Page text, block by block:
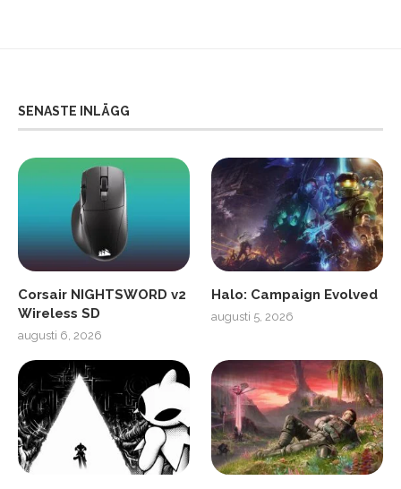
SENASTE INLÄGG
Corsair NIGHTSWORD v2
Wireless SD
augusti 6, 2026
Halo: Campaign Evolved
augusti 5, 2026